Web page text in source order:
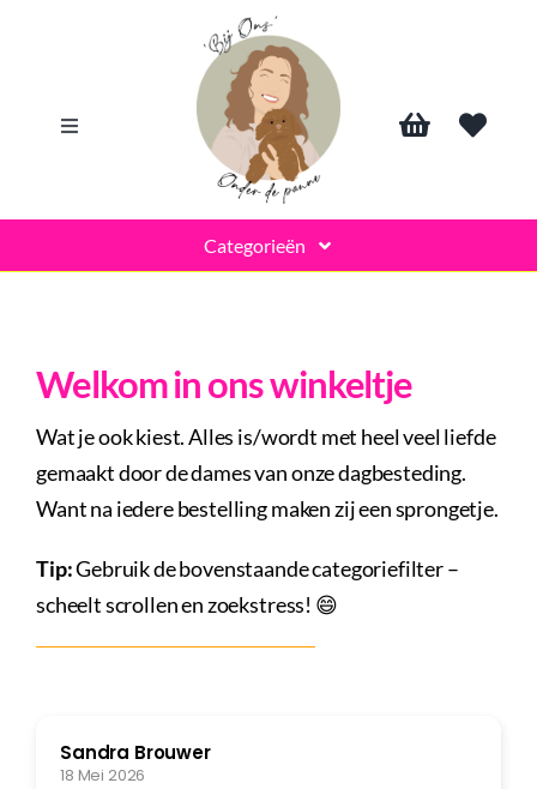
Toggle
Search
Over ons
Inkopen
Categorieën
Borrelplank
Woondecoratie
Welkom in ons winkeltje
Wat je ook kiest. Alles is/wordt met heel veel liefde
gemaakt door de dames van onze dagbesteding.
Want na iedere bestelling maken zij een sprongetje.
Tip:Gebruik de bovenstaande categoriefilter –
scheelt scrollen en zoekstress! 😄
Sandra Brouwer
18 Mei 2026